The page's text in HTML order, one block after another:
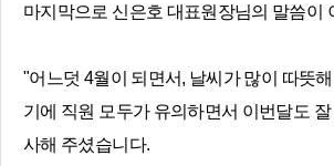
마지막으로 신은호 대표원장님의 말씀이
"어느덧 4월이 되면서, 날씨가 많이 따뜻
기에 직원 모두가 유의하면서 이번달도
사해 주셨습니다.